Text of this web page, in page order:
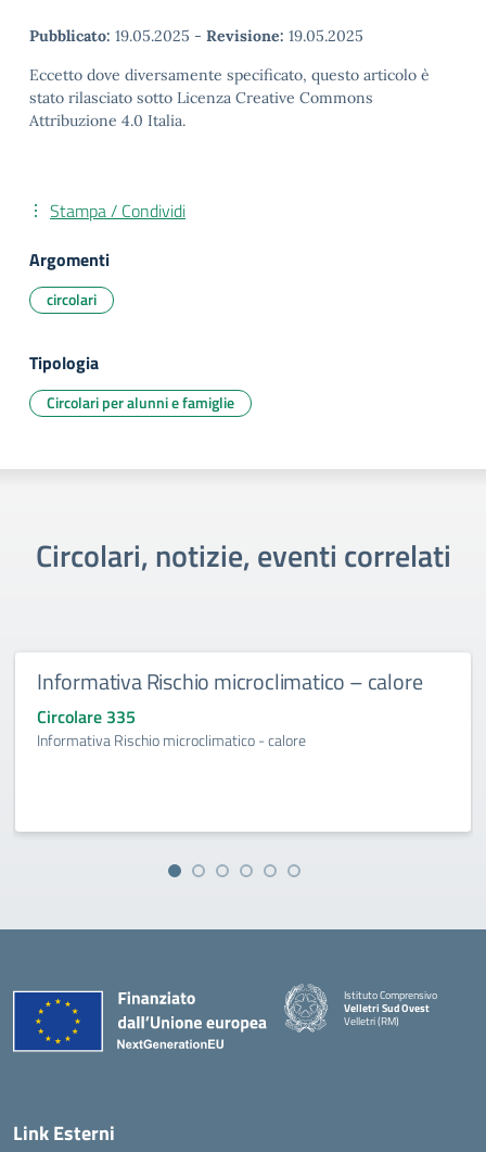
Pubblicato: 19.05.2025 - Revisione: 19.05.2025
Eccetto dove diversamente specificato, questo articolo è
stato rilasciato sotto Licenza Creative Commons
Attribuzione 4.0 Italia.
Stampa / Condividi
Argomenti
circolari
Tipologia
Circolari per alunni e famiglie
Circolari, notizie, eventi correlati
Informativa Rischio microclimatico – calore
Circolare 335
Informativa Rischio microclimatico - calore
Istituto Comprensivo
Velletri Sud Ovest
Velletri (RM)
Link Esterni